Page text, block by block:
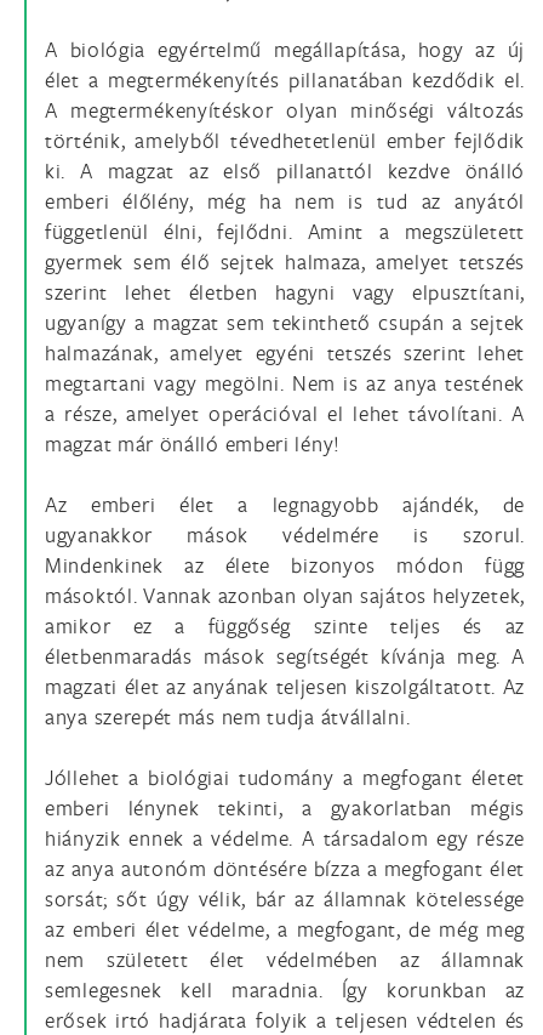
A biológia egyértelmű megállapítása, hogy az új
élet a megtermékenyítés pillanatában kezdődik el.
A megtermékenyítéskor olyan minőségi változás
történik, amelyből tévedhetetlenül ember fejlődik
ki. A magzat az első pillanattól kezdve önálló
emberi élőlény, még ha nem is tud az anyától
függetlenül élni, fejlődni. Amint a megszületett
gyermek sem élő sejtek halmaza, amelyet tetszés
szerint lehet életben hagyni vagy elpusztítani,
ugyanígy a magzat sem tekinthető csupán a sejtek
halmazának, amelyet egyéni tetszés szerint lehet
megtartani vagy megölni. Nem is az anya testének
a része, amelyet operációval el lehet távolítani. A
magzat már önálló emberi lény!
Az emberi élet a legnagyobb ajándék, de
ugyanakkor mások védelmére is szorul.
Mindenkinek az élete bizonyos módon függ
másoktól. Vannak azonban olyan sajátos helyzetek,
amikor ez a függőség szinte teljes és az
életbenmaradás mások segítségét kívánja meg. A
magzati élet az anyának teljesen kiszolgáltatott. Az
anya szerepét más nem tudja átvállalni.
Jóllehet a biológiai tudomány a megfogant életet
emberi lénynek tekinti, a gyakorlatban mégis
hiányzik ennek a védelme. A társadalom egy része
az anya autonóm döntésére bízza a megfogant élet
sorsát; sőt úgy vélik, bár az államnak kötelessége
az emberi élet védelme, a megfogant, de még meg
nem született élet védelmében az államnak
semlegesnek kell maradnia. Így korunkban az
erősek irtó hadjárata folyik a teljesen védtelen és